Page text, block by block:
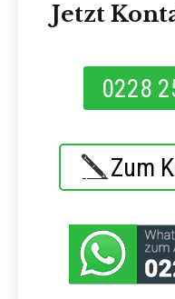
Jetzt
0228
Zum